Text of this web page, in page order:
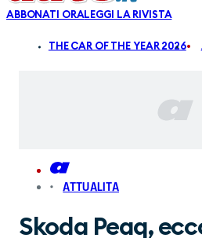
ABBONATI ORALEGGI LA RIVISTA
THE CAR OF THE YEAR 2026
ATTUALITA
Skoda Peaq,